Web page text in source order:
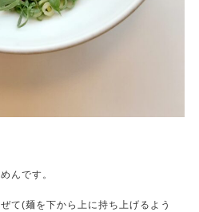
んです。
て(麺を下から上に持ち上げるよう